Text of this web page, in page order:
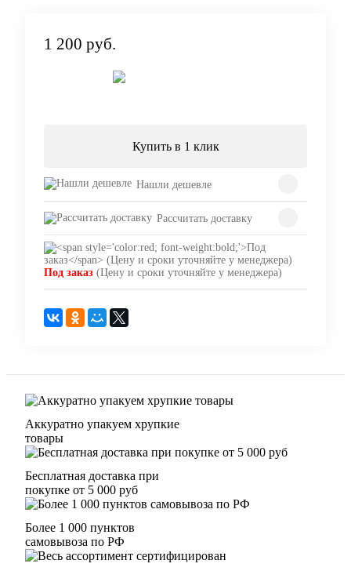
1 200 руб.
Купить в 1 клик
Нашли дешевле
Рассчитать доставку
Под заказ (Цену и сроки уточняйте у менеджера)
Аккуратно упакуем хрупкие
товары
Бесплатная доставка при
покупке от 5 000 руб
Более 1 000 пунктов
самовывоза по РФ